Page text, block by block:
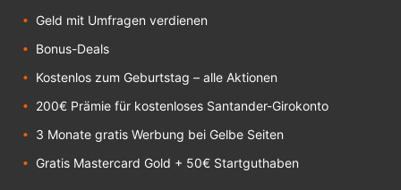
Geld mit Umfragen verdienen
Bonus-Deals
Kostenlos zum Geburtstag – alle Aktionen
200€ Prämie für kostenloses Santander-Girokonto
3 Monate gratis Werbung bei Gelbe Seiten
Gratis Mastercard Gold + 50€ Startguthaben